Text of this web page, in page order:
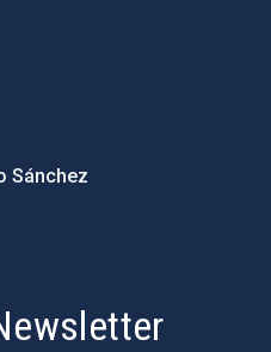
Sánchez